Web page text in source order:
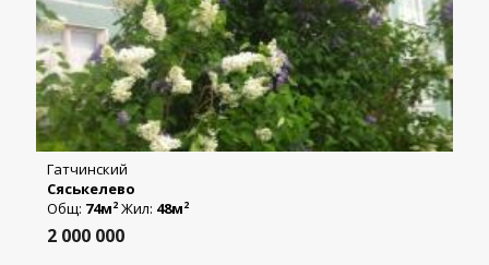
Гатчинский
Сяськелево
Общ: 74м2 Жил: 48м2
2 000 000